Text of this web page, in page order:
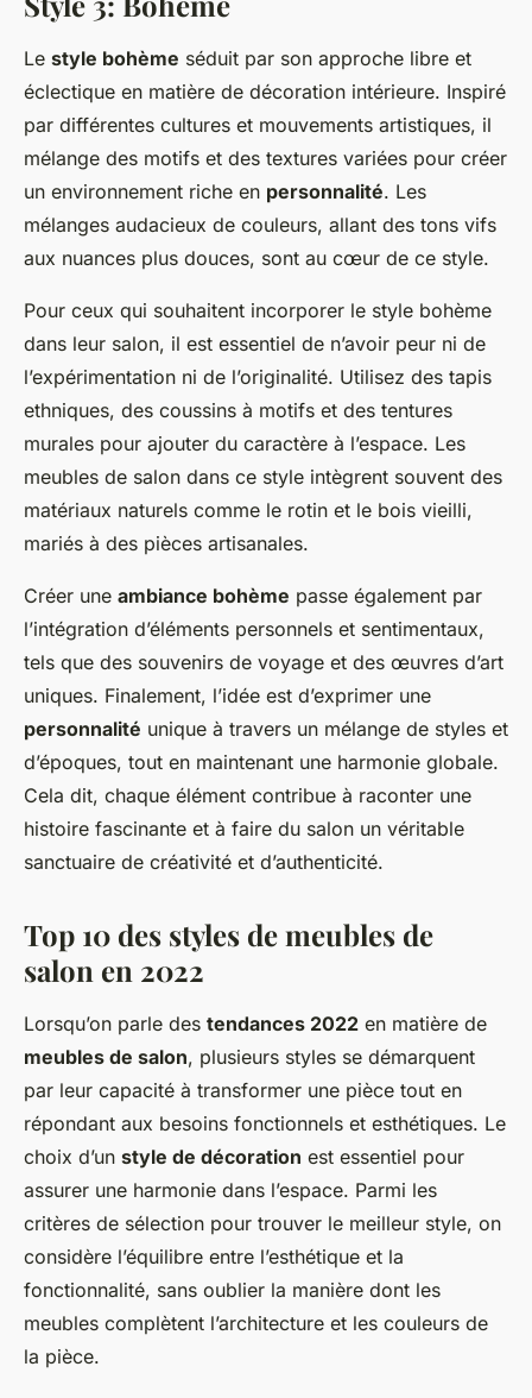
Le style bohème séduit par son approche libre et
éclectique en matière de décoration intérieure. Inspiré
par différentes cultures et mouvements artistiques, il
mélange des motifs et des textures variées pour créer
un environnement riche en personnalité. Les
mélanges audacieux de couleurs, allant des tons vifs
aux nuances plus douces, sont au cœur de ce style.
Pour ceux qui souhaitent incorporer le style bohème
dans leur salon, il est essentiel de n’avoir peur ni de
l’expérimentation ni de l’originalité. Utilisez des tapis
ethniques, des coussins à motifs et des tentures
murales pour ajouter du caractère à l’espace. Les
meubles de salon dans ce style intègrent souvent des
matériaux naturels comme le rotin et le bois vieilli,
mariés à des pièces artisanales.
Créer une ambiance bohème passe également par
l’intégration d’éléments personnels et sentimentaux,
tels que des souvenirs de voyage et des œuvres d’art
uniques. Finalement, l’idée est d’exprimer une
personnalité unique à travers un mélange de styles et
d’époques, tout en maintenant une harmonie globale.
Cela dit, chaque élément contribue à raconter une
histoire fascinante et à faire du salon un véritable
sanctuaire de créativité et d’authenticité.
Top 10 des styles de meubles de
salon en 2022
Lorsqu’on parle des tendances 2022 en matière de
meubles de salon, plusieurs styles se démarquent
par leur capacité à transformer une pièce tout en
répondant aux besoins fonctionnels et esthétiques. Le
choix d’un style de décoration est essentiel pour
assurer une harmonie dans l’espace. Parmi les
critères de sélection pour trouver le meilleur style, on
considère l’équilibre entre l’esthétique et la
fonctionnalité, sans oublier la manière dont les
meubles complètent l’architecture et les couleurs de
la pièce.